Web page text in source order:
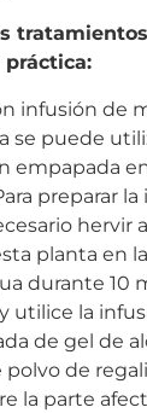
práctica:
infusión de
se puede
empapada
preparar
hervir
planta en
durante 10
utilice la
de gel de
polvo de
la parte